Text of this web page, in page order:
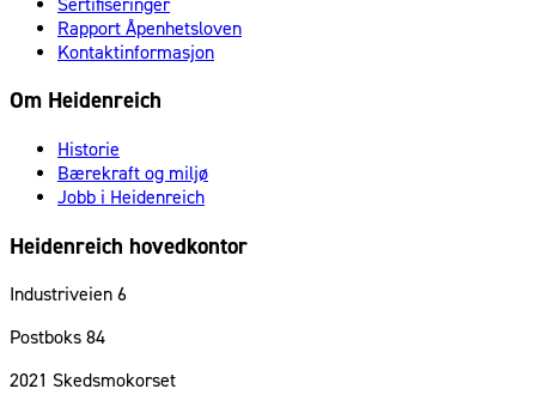
Rapport Åpenhetsloven
Kontaktinformasjon
Om Heidenreich
Historie
Bærekraft og miljø
Jobb i Heidenreich
Heidenreich hovedkontor
Industriveien 6
Postboks 84
2021 Skedsmokorset